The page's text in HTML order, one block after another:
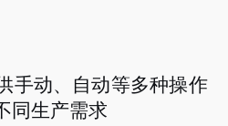
手动、自动等多种操作
同生产需求